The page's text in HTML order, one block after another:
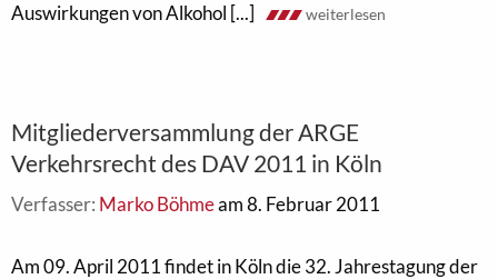
Auswirkungen von Alkohol [...]
weiterlesen
Mitgliederversammlung der ARGE
Verkehrsrecht des DAV 2011 in Köln
Verfasser: Marko Böhmeam 8. Februar 2011
Am 09. April 2011 findet in Köln die 32. Jahrestagung der